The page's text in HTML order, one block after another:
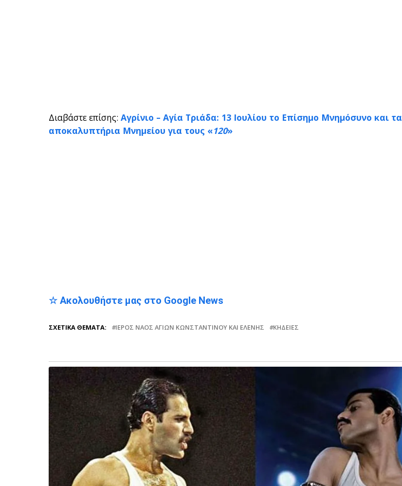
Διαβάστε επίσης:Αγρίνιο – Αγία Τριάδα: 13 Ιουλίου το Επίσημο Μνημόσυνο και τα
αποκαλυπτήρια Μνημείου για τους «120»
☆ Ακολουθήστε μας στο Google News
ΣΧΕΤΙΚΆ ΘΈΜΑΤΑ: ΙΕΡΌΣ ΝΑΌΣ ΑΓΊΩΝ ΚΩΝΣΤΑΝΤΊΝΟΥ ΚΑΙ ΕΛΈΝΗΣ ΚΗΔΕΊΕΣ